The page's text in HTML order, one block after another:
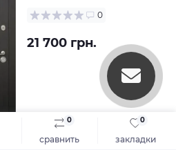
сравнить
0
закладки
0
0
21 700 грн.